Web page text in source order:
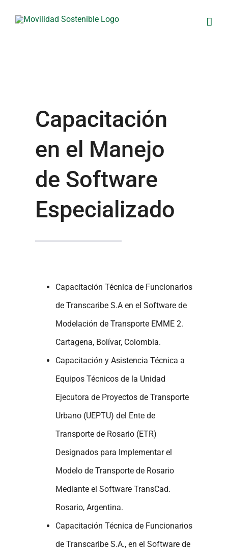
Capacitación
en el Manejo
de Software
Especializado
Capacitación Técnica de Funcionarios
de Transcaribe S.A en el Software de
Modelación de Transporte EMME 2.
Cartagena, Bolívar, Colombia.
Capacitación y Asistencia Técnica a
Equipos Técnicos de la Unidad
Ejecutora de Proyectos de Transporte
Urbano (UEPTU) del Ente de
Transporte de Rosario (ETR)
Designados para Implementar el
Modelo de Transporte de Rosario
Mediante el Software TransCad.
Rosario, Argentina.
Capacitación Técnica de Funcionarios
de Transcaribe S.A., en el Software de